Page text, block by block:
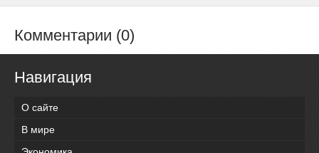
Комментарии (0)
Навигация
О сайте
В мире